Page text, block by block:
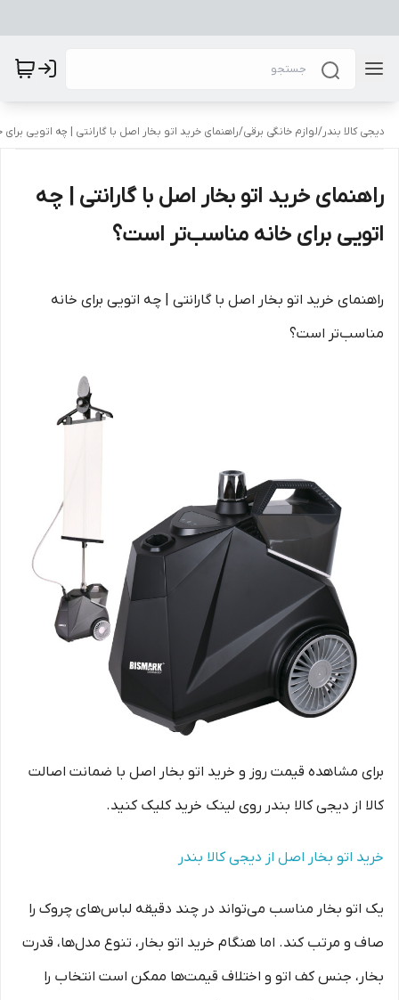
دیجی کالا بندر/لوازم خانگی برقی/راهنمای خرید اتو بخار اصل با گارانتی | چه اتویی
راهنمای خرید اتو بخار اصل با گارانتی | چه
اتویی برای خانه مناسب‌تر است؟
راهنمای خرید اتو بخار اصل با گارانتی | چه اتویی برای خانه
مناسب‌تر است؟
برای مشاهده قیمت روز و خرید اتو بخار اصل با ضمانت اصالت
کالا از دیجی کالا بندر روی لینک خرید کلیک کنید.
خرید اتو بخار اصل از دیجی کالا بندر
یک اتو بخار مناسب می‌تواند در چند دقیقه لباس‌های چروک را
صاف و مرتب کند. اما هنگام خرید اتو بخار، تنوع مدل‌ها، قدرت
بخار، جنس کف اتو و اختلاف قیمت‌ها ممکن است انتخاب را